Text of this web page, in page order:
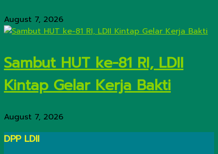
August 7, 2026
Sambut HUT ke-81 RI, LDII
Kintap Gelar Kerja Bakti
August 7, 2026
DPP LDII